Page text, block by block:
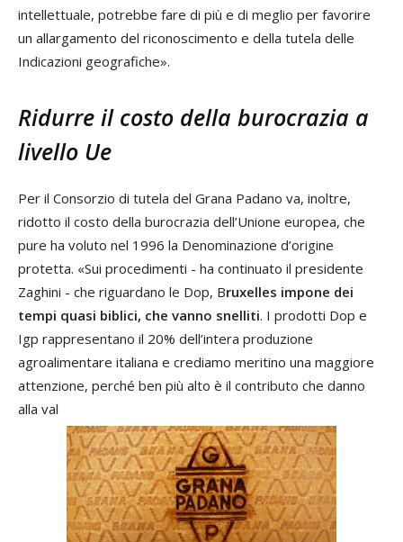
intellettuale, potrebbe fare di più e di meglio per favorire
un allargamento del riconoscimento e della tutela delle
Indicazioni geografiche».
Ridurre il costo della burocrazia a
livello Ue
Per il Consorzio di tutela del Grana Padano va, inoltre,
ridotto il costo della burocrazia dell’Unione europea, che
pure ha voluto nel 1996 la Denominazione d’origine
protetta. «Sui procedimenti - ha continuato il presidente
Zaghini - che riguardano le Dop, Bruxelles impone dei
tempi quasi biblici, che vanno snelliti. I prodotti Dop e
Igp rappresentano il 20% dell’intera produzione
agroalimentare italiana e crediamo meritino una maggiore
attenzione, perché ben più alto è il contributo che danno
alla val